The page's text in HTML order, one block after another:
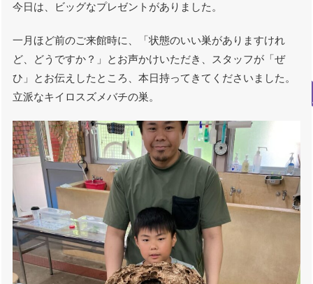
今日は、ビッグなプレゼントがありました。
一月ほど前のご来館時に、「状態のいい巣がありますけれ
ど、どうですか？」とお声かけいただき、スタッフが「ぜ
ひ」とお伝えしたところ、本日持ってきてくださいました。
立派なキイロスズメバチの巣。